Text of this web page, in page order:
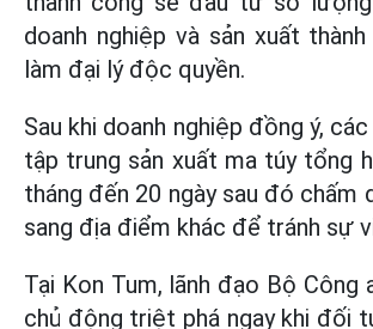
doanh nghiệp và sản xuất
làm đại lý độc quyền.
Sau khi doanh nghiệp đồng ý,
tập trung sản xuất ma túy tổng
tháng đến 20 ngày sau đó chấm
sang địa điểm khác để tránh sự
Tại Kon Tum, lãnh đạo Bộ Công
chủ động triệt phá ngay khi đối